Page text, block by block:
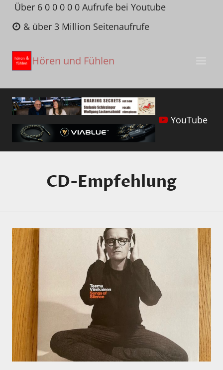
Zum
Inhalt
springen
Über 6 0 0 0 0 0 Aufrufe bei Youtube
& über 3 Million Seitenaufrufe
Hören und Fühlen
YouTube
CD-Empfehlung